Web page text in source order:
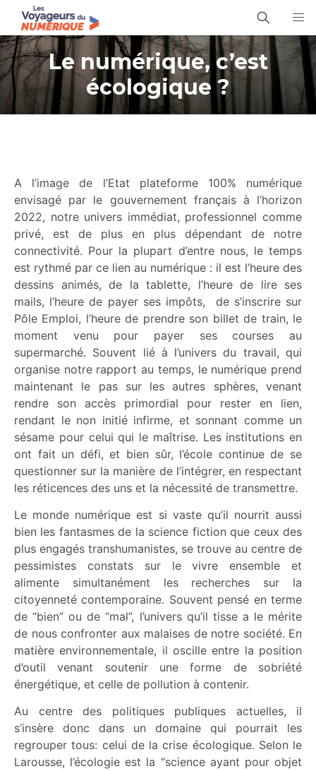
Le numérique, c’est
écologique ?
A l’image de l’Etat plateforme 100% numérique
envisagé par le gouvernement français à l’horizon
2022, notre univers immédiat, professionnel comme
privé, est de plus en plus dépendant de notre
connectivité. Pour la plupart d’entre nous, le temps
est rythmé par ce lien au numérique : il est l’heure des
dessins animés, de la tablette, l’heure de lire ses
mails, l’heure de payer ses impôts, de s’inscrire sur
Pôle Emploi, l’heure de prendre son billet de train, le
moment venu pour payer ses courses au
supermarché. Souvent lié à l’univers du travail, qui
organise notre rapport au temps, le numérique prend
maintenant le pas sur les autres sphères, venant
rendre son accès primordial pour rester en lien,
rendant le non initié infirme, et sonnant comme un
sésame pour celui qui le maîtrise. Les institutions en
ont fait un défi, et bien sûr, l’école continue de se
questionner sur la manière de l’intégrer, en respectant
les réticences des uns et la nécessité de transmettre.
Le monde numérique est si vaste qu’il nourrit aussi
bien les fantasmes de la science fiction que ceux des
plus engagés transhumanistes, se trouve au centre de
pessimistes constats sur le vivre ensemble et
alimente simultanément les recherches sur la
citoyenneté contemporaine. Souvent pensé en terme
de “bien” ou de “mal”, l’univers qu’il tisse a le mérite
de nous confronter aux malaises de notre société. En
matière environnementale, il oscille entre la position
d’outil venant soutenir une forme de sobriété
énergétique, et celle de pollution à contenir.
Au centre des politiques publiques actuelles, il
s’insère donc dans un domaine qui pourrait les
regrouper tous: celui de la crise écologique. Selon le
Larousse, l’écologie est la “science ayant pour objet